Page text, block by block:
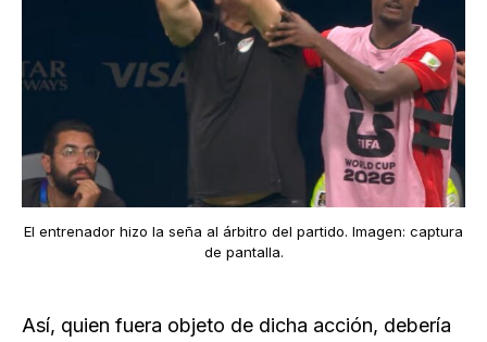
El entrenador hizo la seña al árbitro del partido. Imagen: captura
de pantalla.
Así, quien fuera objeto de dicha acción, debería